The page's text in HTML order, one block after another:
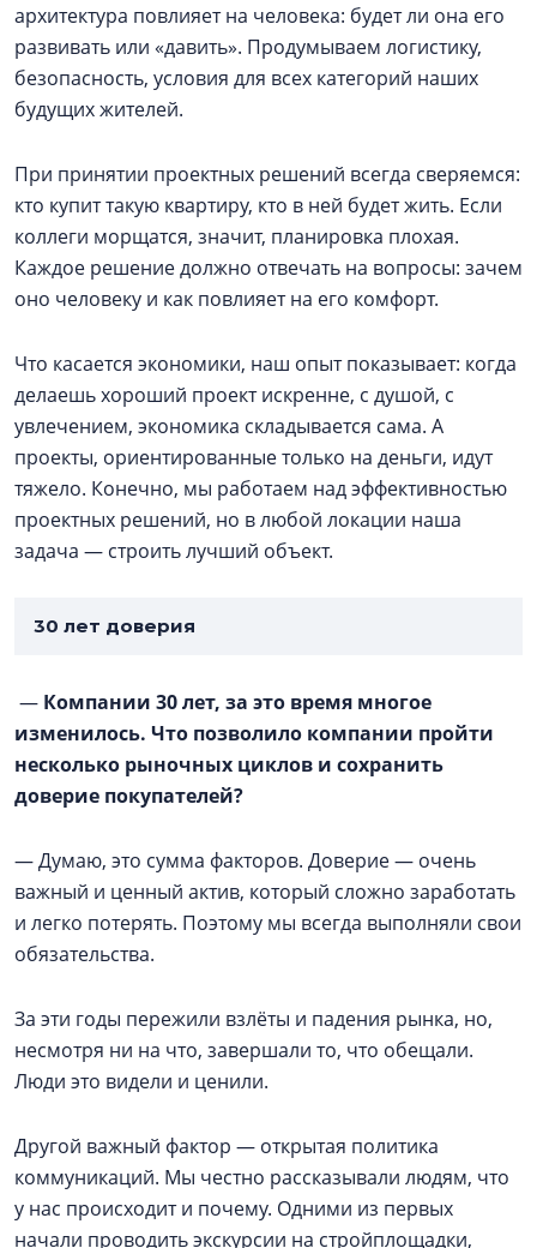
архитектура повлияет на человека: будет ли она его
развивать или «давить». Продумываем логистику,
безопасность, условия для всех категорий наших
будущих жителей.
При принятии проектных решений всегда сверяемся:
кто купит такую квартиру, кто в ней будет жить. Если
коллеги морщатся, значит, планировка плохая.
Каждое решение должно отвечать на вопросы: зачем
оно человеку и как повлияет на его комфорт.
Что касается экономики, наш опыт показывает: когда
делаешь хороший проект искренне, с душой, с
увлечением, экономика складывается сама. А
проекты, ориентированные только на деньги, идут
тяжело. Конечно, мы работаем над эффективностью
проектных решений, но в любой локации наша
задача — строить лучший объект.
30 лет доверия
— Компании 30 лет, за это время многое
изменилось. Что позволило компании пройти
несколько рыночных циклов и сохранить
доверие покупателей?
— Думаю, это сумма факторов. Доверие — очень
важный и ценный актив, который сложно заработать
и легко потерять. Поэтому мы всегда выполняли свои
обязательства.
За эти годы пережили взлёты и падения рынка, но,
несмотря ни на что, завершали то, что обещали.
Люди это видели и ценили.
Другой важный фактор — открытая политика
коммуникаций. Мы честно рассказывали людям, что
у нас происходит и почему. Одними из первых
начали проводить экскурсии на стройплощадки,